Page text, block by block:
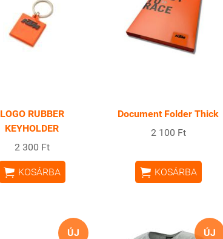
LOGO RUBBER
KEYHOLDER
2 300 Ft
 KOSÁRBA
Document Folder Thick
2 100 Ft
 KOSÁRBA
ÚJ ÚJ